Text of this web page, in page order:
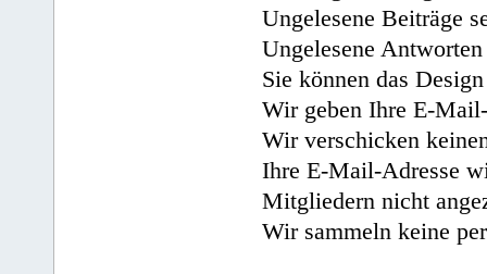
Ungelesene Beiträge
Ungelesene
Sie können das
Wir geben Ihre E-
Wir verschicken
Ihre E-Mail-Adresse
Mitgliedern nicht
Wir sammeln keine